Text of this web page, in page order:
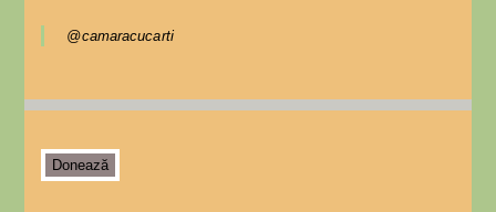
@camaracucarti
Donează